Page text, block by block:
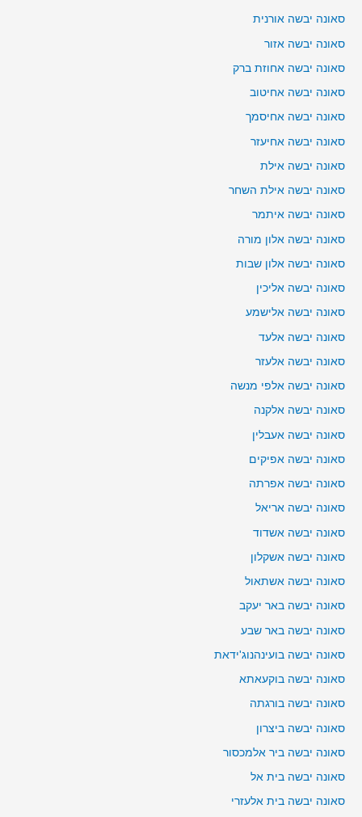
סאונה יבשה אורנית
סאונה יבשה אזור
סאונה יבשה אחוזת ברק
סאונה יבשה אחיטוב
סאונה יבשה אחיסמך
סאונה יבשה אחיעזר
סאונה יבשה אילת
סאונה יבשה אילת השחר
סאונה יבשה איתמר
סאונה יבשה אלון מורה
סאונה יבשה אלון שבות
סאונה יבשה אליכין
סאונה יבשה אלישמע
סאונה יבשה אלעד
סאונה יבשה אלעזר
סאונה יבשה אלפי מנשה
סאונה יבשה אלקנה
סאונה יבשה אעבלין
סאונה יבשה אפיקים
סאונה יבשה אפרתה
סאונה יבשה אריאל
סאונה יבשה אשדוד
סאונה יבשה אשקלון
סאונה יבשה אשתאול
סאונה יבשה באר יעקב
סאונה יבשה באר שבע
סאונה יבשה בועינהנוג'ידאת
סאונה יבשה בוקעאתא
סאונה יבשה בורגתה
סאונה יבשה ביצרון
סאונה יבשה ביר אלמכסור
סאונה יבשה בית אל
סאונה יבשה בית אלעזרי